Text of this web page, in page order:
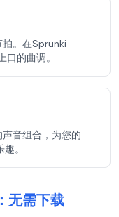
。在Sprunki
的曲调。
音组合，为您的
。
无需下载